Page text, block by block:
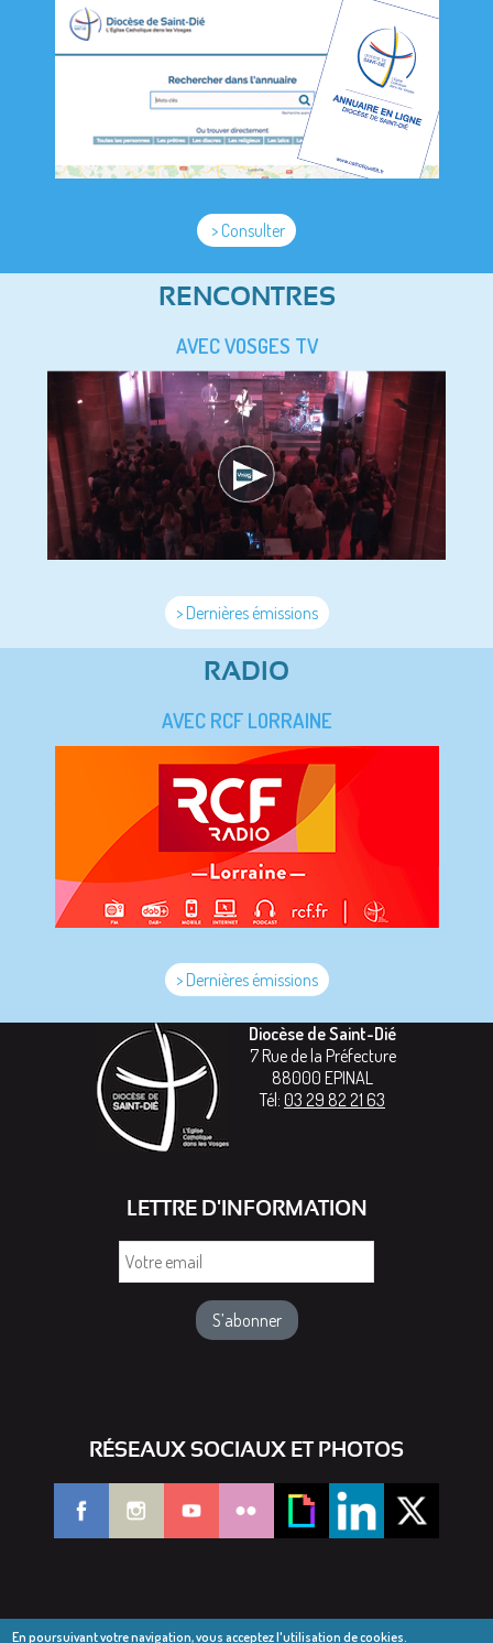
> Consulter
RENCONTRES
AVEC VOSGES TV
> Dernières émissions
RADIO
AVEC RCF LORRAINE
> Dernières émissions
Diocèse de Saint-Dié
7 Rue de la Préfecture
88000 EPINAL
Tél: 03 29 82 21 63
LETTRE D'INFORMATION
RÉSEAUX SOCIAUX ET PHOTOS
En poursuivant votre navigation, vous acceptez l'utilisation de cookies.